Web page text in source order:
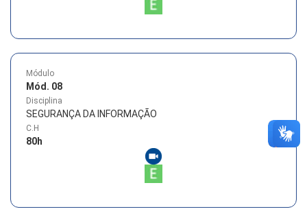
Módulo
Mód. 08
Disciplina
SEGURANÇA DA INFORMAÇÃO
C.H
80h